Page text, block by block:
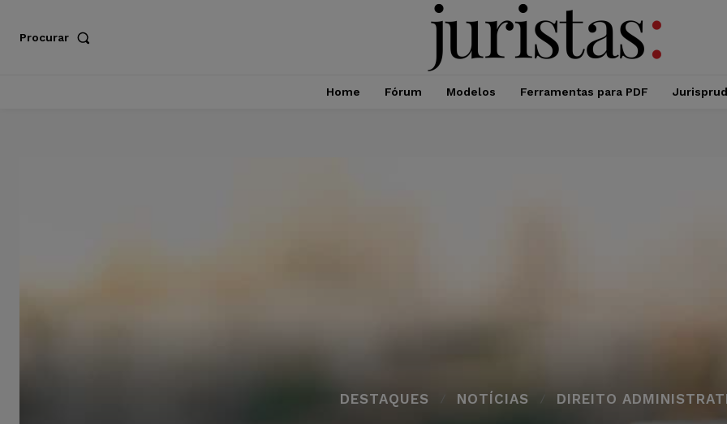
Procurar
Home Fórum Modelos Ferramentas para PDF
DESTAQUES NOTÍCIAS DIREITO